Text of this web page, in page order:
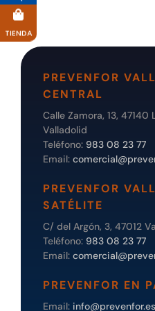
PREVENFOR
CENTRAL
Calle Zamora, 13, 47140
Valladolid
Teléfono: 983 08 23 77
Email:
PREVENFOR
SATÉLITE
C/ del Argón, 3, 47012
Teléfono: 983 08 23 77
Email:
PREVENFOR EN
Email: info@prevenfor.es
TIENDA